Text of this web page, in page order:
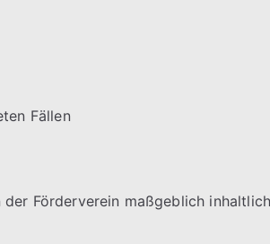
Fällen
Förderverein maßgeblich inhaltlich